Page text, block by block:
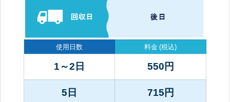
使用日数
1～2日
5日
料金 (税込)
550 円
715 円